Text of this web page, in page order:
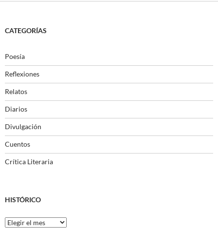
CATEGORÍAS
Poesía
Reflexiones
Relatos
Diarios
Divulgación
Cuentos
Crítica Literaria
HISTÓRICO
Histórico